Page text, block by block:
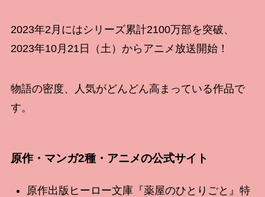
2023年2月にはシリーズ累計2100万部を突破、
2023年10月21日（土）からアニメ放送開始！
物語の密度、人気がどんどん高まっている作品で
す。
原作・マンガ2種・アニメの公式サイト
原作出版ヒーロー文庫『薬屋のひとりごと』特